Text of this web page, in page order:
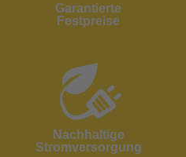
Garantierte
Festpreise
Nachhaltige
Stromversorgung